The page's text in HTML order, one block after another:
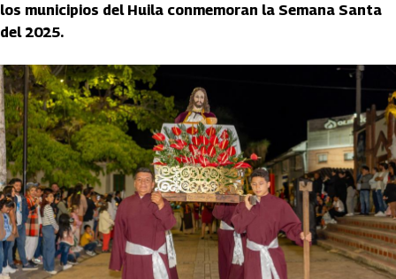
los municipios del Huila conmemoran la Semana Santa
del 2025.